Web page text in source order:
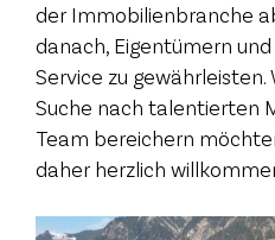
der Immobilienbranche
danach, Eigentümern
Service zu
Suche nach talentierten
Team bereichern
daher herzlich